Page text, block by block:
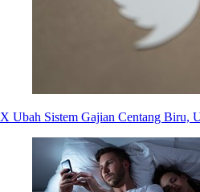
X Ubah Sistem Gajian Centang Biru,